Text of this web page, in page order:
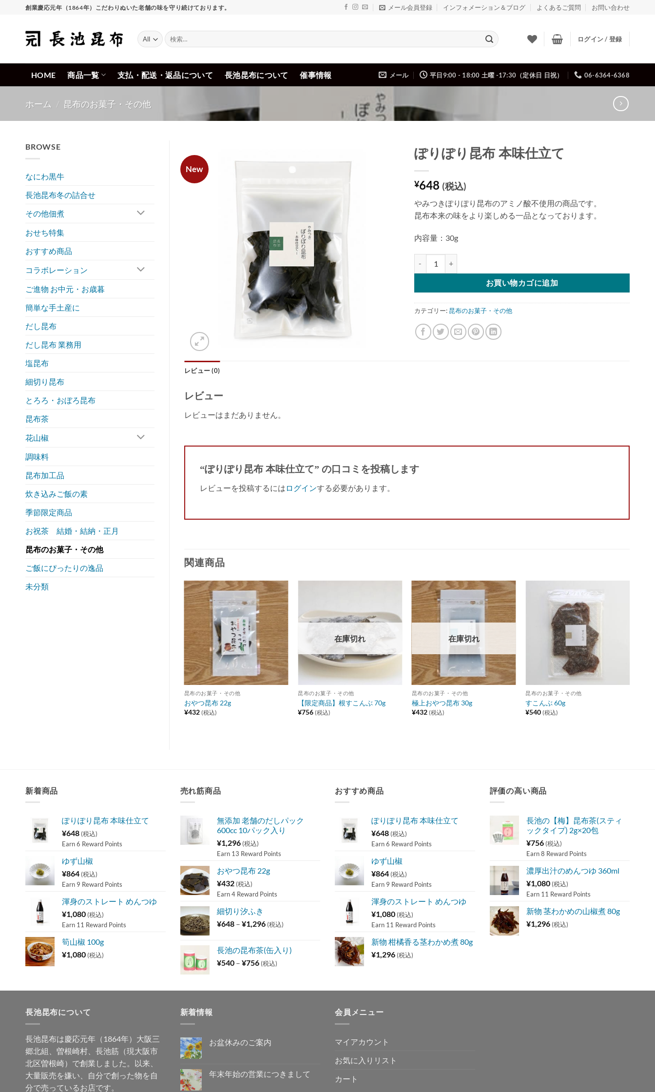
content
創業慶応元年（1864年）こだわりぬいた老舗の味を守り続けております。 メール会員登録 インフォメーション＆ブログ よくあるご質問 お問い合わせ
検
索
象:
ログイン / 登録
HOME 商品一覧 支払・配送・返品について 長池昆布について 催事情報 メール 平日9:00 - 18:00 土曜 -17:30（定休日 日祝） 06-6364-6368
ホーム / 昆布のお菓子・その他
BROWSE
なにわ黒牛
長池昆布冬の詰合せ
その他佃煮
おせち特集
おすすめ商品
コラボレーション
ご進物 お中元・お歳暮
簡単な手土産に
だし昆布
だし昆布 業務用
塩昆布
細切り昆布
とろろ・おぼろ昆布
昆布茶
花山椒
調味料
昆布加工品
炊き込みご飯の素
季節限定商品
お祝茶 結婚・結納・正月
昆布のお菓子・その他
ご飯にぴったりの逸品
未分類
New
ぽりぽり昆布 本味仕立て
¥648 (税込)
やみつきぽりぽり昆布のアミノ酸不使用の商品です。
昆布本来の味をより楽しめる一品となっております。
内容量：30g
お買い物カゴに追加
カテゴリー: 昆布のお菓子・その他
レビュー (0)
レビュー
レビューはまだありません。
“ぽりぽり昆布 本味仕立て” の口コミを投稿します
レビューを投稿するには ログインする必要があります。
関連商品
Add to
wishlist
昆布のお菓子・その他
おやつ昆布 22g
¥432 (税込)
wishlist
在庫切れ
昆布のお菓子・その他
【限定商品】根すこんぶ 70g
¥756 (税込)
Add to
wishlist
在庫切れ
昆布のお菓子・その他
極上おやつ昆布 30g
¥432 (税込)
昆布のお菓子・その他
すこんぶ 60g
¥540 (税込)
新着商品
ぽりぽり昆布 本味仕立て
¥648 (税込)
Earn 6 Reward Points
ゆず山椒
¥864 (税込)
Earn 9 Reward Points
渾身のストレート めんつゆ
¥1,080 (税込)
Earn 11 Reward Points
筍山椒 100g
¥1,080 (税込)
売れ筋商品
無添加 老舗のだしパック
600cc 10パック入り
¥1,296 (税込)
Earn 13 Reward Points
おやつ昆布 22g
¥432 (税込)
Earn 4 Reward Points
細切り汐ふき
¥648 – ¥1,296価
¥648
–
(税込)
長池の昆布茶(缶入り)
¥540 – ¥756価
¥540
(税込)
おすすめ商品
ぽりぽり昆布 本味仕立て
¥648 (税込)
Earn 6 Reward Points
ゆず山椒
¥864 (税込)
Earn 9 Reward Points
渾身のストレート めんつゆ
¥1,080 (税込)
Earn 11 Reward Points
新物 柑橘香る茎わかめ煮 80g
¥1,296 (税込)
評価の高い商品
長池の【梅】昆布茶(スティ
ックタイプ) 2g×20包
¥756 (税込)
Earn 8 Reward Points
濃厚出汁のめんつゆ 360ml
¥1,080 (税込)
Earn 11 Reward Points
新物 茎わかめの山椒煮 80g
¥1,296 (税込)
長池昆布について
長池昆布は慶応元年（1864年）大阪三
郷北組、曽根崎村、長池筋（現大阪市
北区曽根崎）で創業しました。以来、
大量販売を嫌い、自分で創った物を自
分で売っているお店です。
新着情報
お盆休みのご案内
み
の
ト
は
年末年始の営業につきまして
会員メニュー
マイアカウント
お気に入りリスト
カート